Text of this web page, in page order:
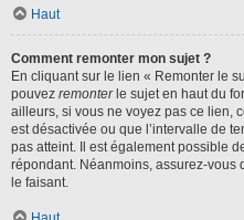
Haut
Comment remonter mon sujet ?
En cliquant sur le lien « Remonter le
pouvez remonterle sujet en haut du
ailleurs, si vous ne voyez pas ce lien,
est désactivée ou que l’intervalle de
pas atteint. Il est également possible
répondant. Néanmoins, assurez-vous
le faisant.